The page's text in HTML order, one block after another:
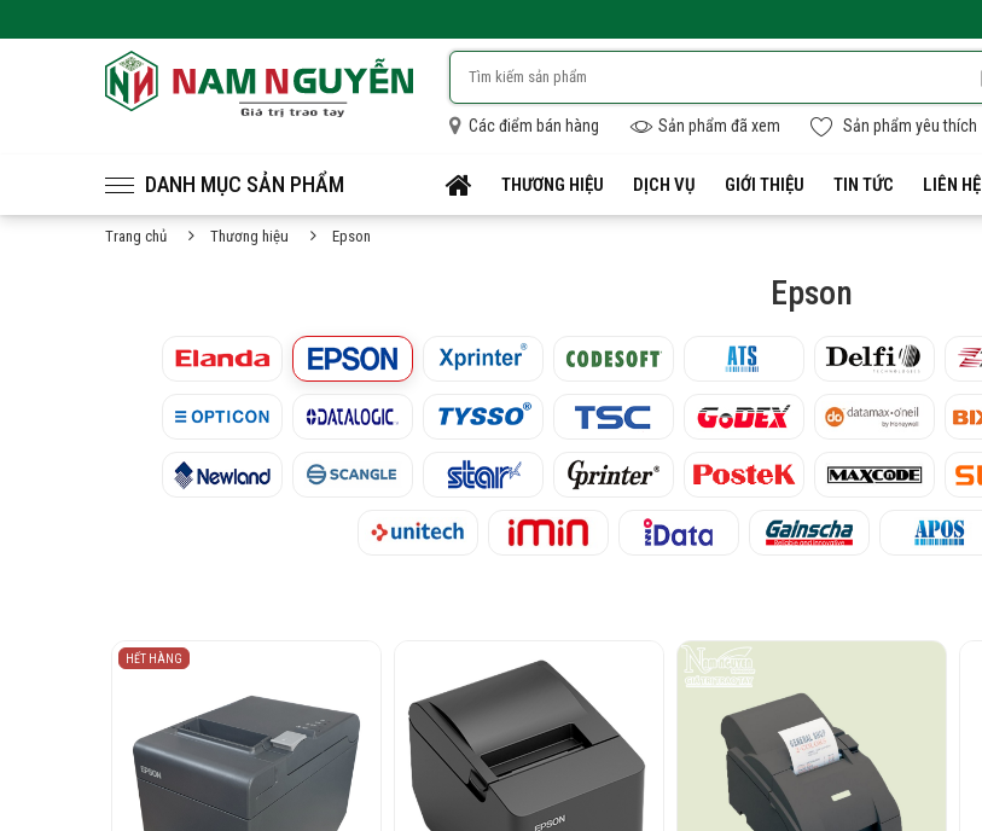
Các điểm bán hàng Sản phẩm đã xem Sản phẩm yêu thích
DANH MỤC SẢN PHẨM THƯƠNG HIỆU DỊCH VỤ GIỚI THIỆU TIN TỨC LIÊN HỆ
Trang chủ Thương hiệu Epson
Epson
HẾT HÀNG